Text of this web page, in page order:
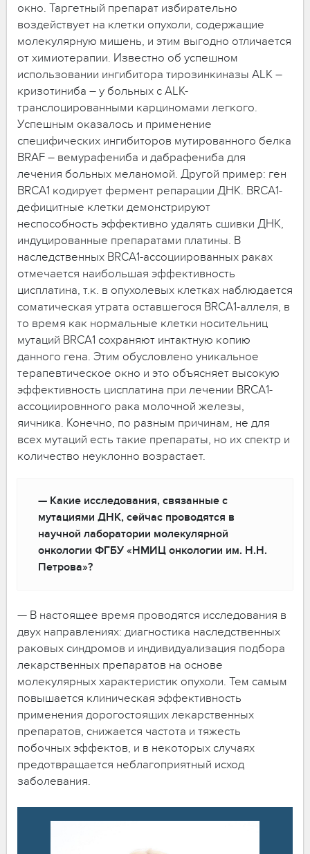
окно. Таргетный препарат избирательно
воздействует на клетки опухоли, содержащие
молекулярную мишень, и этим выгодно отличается
от химиотерапии. Известно об успешном
использовании ингибитора тирозинкиназы ALK –
кризотиниба – у больных с ALK-
транслоцированными карциномами легкого.
Успешным оказалось и применение
специфических ингибиторов мутированного белка
BRAF – вемурафениба и дабрафениба для
лечения больных меланомой. Другой пример: ген
BRCA1 кодирует фермент репарации ДНК. BRCA1-
дефицитные клетки демонстрируют
неспособность эффективно удалять сшивки ДНК,
индуцированные препаратами платины. В
наследственных BRCA1-ассоциированных раках
отмечается наибольшая эффективность
цисплатина, т.к. в опухолевых клетках наблюдается
соматическая утрата оставшегося BRCA1-аллеля, в
то время как нормальные клетки носительниц
мутаций BRCA1 сохраняют интактную копию
данного гена. Этим обусловлено уникальное
терапевтическое окно и это объясняет высокую
эффективность цисплатина при лечении BRCA1-
ассоциировнного рака молочной железы,
яичника. Конечно, по разным причинам, не для
всех мутаций есть такие препараты, но их спектр и
количество неуклонно возрастает.
— Какие исследования, связанные с
мутациями ДНК, сейчас проводятся в
научной лаборатории молекулярной
онкологии ФГБУ «НМИЦ онкологии им. Н.Н.
Петрова»?
— В настоящее время проводятся исследования в
двух направлениях: диагностика наследственных
раковых синдромов и индивидуализация подбора
лекарственных препаратов на основе
молекулярных характеристик опухоли. Тем самым
повышается клиническая эффективность
применения дорогостоящих лекарственных
препаратов, снижается частота и тяжесть
побочных эффектов, и в некоторых случаях
предотвращается неблагоприятный исход
заболевания.